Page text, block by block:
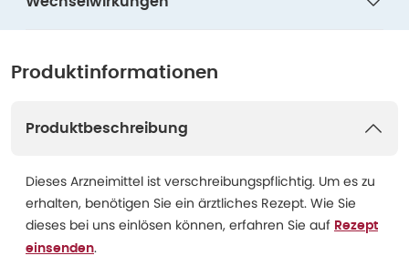
Produktinformationen
Produktbeschreibung
Dieses Arzneimittel ist verschreibungspflichtig. Um es zu
erhalten, benötigen Sie ein ärztliches Rezept. Wie Sie
dieses bei uns einlösen können, erfahren Sie auf Rezept
einsenden.